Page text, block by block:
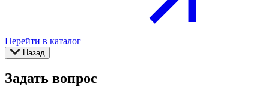
Перейти в каталог
Назад
Задать вопрос